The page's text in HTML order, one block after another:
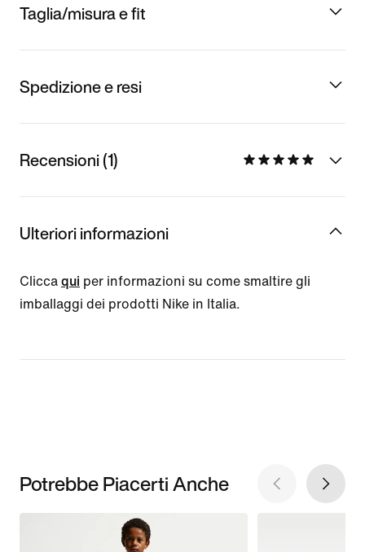
Taglia/misura e fit
Spedizione e resi
Recensioni (1)
Ulteriori informazioni
Clicca qui per informazioni su come smaltire gli
imballaggi dei prodotti Nike in Italia.
Potrebbe Piacerti Anche